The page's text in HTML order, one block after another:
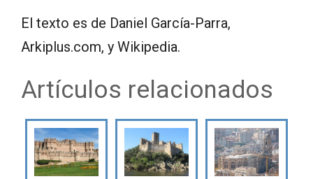
El texto es de Daniel García-Parra,
Arkiplus.com, y Wikipedia.
Artículos relacionados